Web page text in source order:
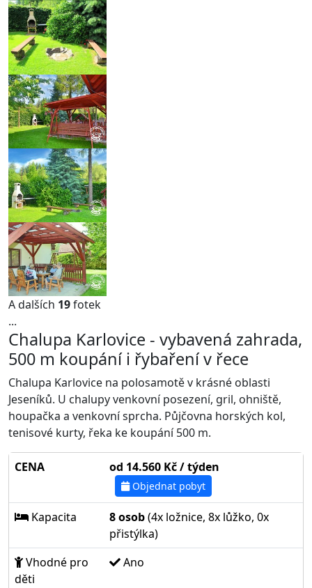
A dalších 19fotek
...
Chalupa Karlovice - vybavená zahrada,
500 m koupání i řybaření v řece
Chalupa Karlovice na polosamotě v krásné oblasti
Jeseníků. U chalupy venkovní posezení, gril, ohniště,
houpačka a venkovní sprcha. Půjčovna horských kol,
tenisové kurty, řeka ke koupání 500 m.
CENA od 14.560 Kč / týden
Objednat pobyt
Kapacita 8 osob(4x ložnice, 8x lůžko, 0x
přistýlka)
Vhodné pro
děti
Ano